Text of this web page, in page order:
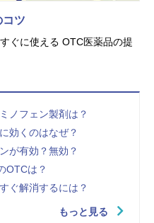
コツ
ぐに使える OTC医薬品の提
ノフェン製剤は？
効くのはなぜ？
が有効？無効？
OTCは？
ぐ解消するには？
もっと見る